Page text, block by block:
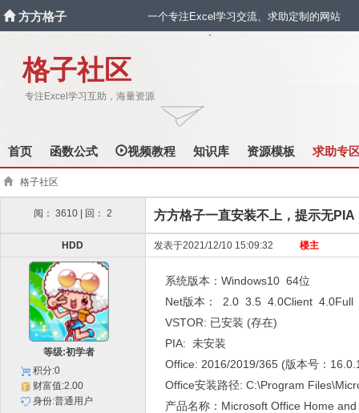
方方格子 一个专注Excel学习交流、求助定制的网站
格子社区
专注Excel学习互助，海量资源
`
首页 函数公式 视频教程 知识库 资源模板 求助专
格子社区
阅： 3610 | 回： 2 方方格子一直安装不上，提示无
HDD 发表于2021/12/10 15:09:32 楼主
等级:初学者
积分:0
财富值:2.00
身份:普通用户
系统版本：Windows10 64位
Net版本： 2.0 3.5 4.0Client 4.0Full
VSTOR: 已安装 (存在)
PIA: 未安装
Office: 2016/2019/365 (版本号：
Office安装路径: C:\Program
产品名称：Microsoft Office Home